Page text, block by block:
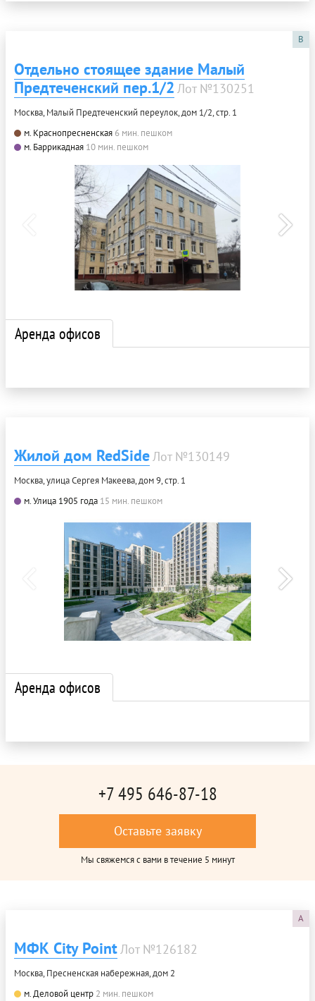
B
Отдельно стоящее здание Малый
Предтеченский пер.1/2 Лот №130251
Москва, Малый Предтеченский переулок, дом 1/2, стр. 1
м. Краснопресненская 6 мин. пешком
м. Баррикадная 10 мин. пешком
Аренда офисов
Жилой дом RedSideЛот №130149
Москва, улица Сергея Макеева, дом 9, стр. 1
м. Улица 1905 года 15 мин. пешком
Аренда офисов
+7 495 646-87-18
Оставьте заявку
Мы свяжемся с вами в течение 5 минут
A
МФК City PointЛот №126182
Москва, Пресненская набережная, дом 2
м. Деловой центр 2 мин. пешком